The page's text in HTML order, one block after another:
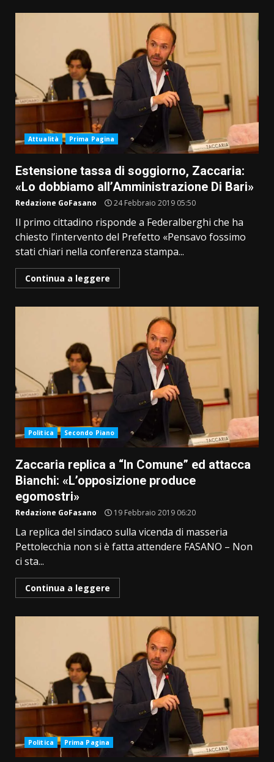
Attualità Prima Pagina
Estensione tassa di soggiorno, Zaccaria:
«Lo dobbiamo all’Amministrazione Di Bari»
Redazione GoFasano 24 Febbraio 2019 05:50
Il primo cittadino risponde a Federalberghi che ha
chiesto l’intervento del Prefetto «Pensavo fossimo
stati chiari nella conferenza stampa...
Continua a leggere
Politica Secondo Piano
Zaccaria replica a “In Comune” ed attacca
Bianchi: «L’opposizione produce
egomostri»
Redazione GoFasano 19 Febbraio 2019 06:20
La replica del sindaco sulla vicenda di masseria
Pettolecchia non si è fatta attendere FASANO – Non
ci sta...
Continua a leggere
Politica Prima Pagina